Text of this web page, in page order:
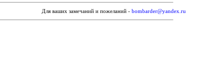
Для ваших замечаний и пожеланий - bombarder@yandex.ru